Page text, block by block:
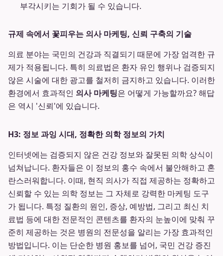
부각시키는 기회가 될 수 있습니다.
규제 속에서 꽃피우는 의사 마케팅, 신뢰 구축의 기술
의료 분야는 국민의 건강과 직결되기 때문에 가장 엄격한 규
제가 적용됩니다. 특히 의료법은 환자 유인 행위나 검증되지
않은 시술에 대한 광고를 철저히 금지하고 있습니다. 이러한
환경에서 효과적인 의사 마케팅은 어떻게 가능할까요? 해답
은 역시 '신뢰'에 있습니다.
H3: 정보 과잉 시대, 정확한 의학 정보의 가치
인터넷에는 검증되지 않은 건강 정보와 잘못된 의학 상식이
넘쳐납니다. 환자들은 이 정보의 홍수 속에서 불안해하고 혼
란스러워합니다. 이때, 현직 의사가 직접 제공하는 정확하고
신뢰할 수 있는 의학 정보는 그 자체로 강력한 마케팅 도구
가 됩니다. 특정 질환의 원인, 증상, 예방법, 그리고 최신 치
료법 등에 대한 전문적인 콘텐츠를 환자의 눈높이에 맞춰 꾸
준히 제공하는 것은 병원의 전문성을 알리는 가장 효과적인
방법입니다. 이는 단순한 병원 홍보를 넘어, 국민 건강 증진